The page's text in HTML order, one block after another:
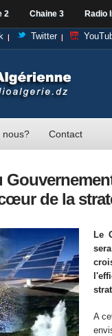
2 Chaine 3 Radio
Twitter
nous? Contact
de la
Le
A